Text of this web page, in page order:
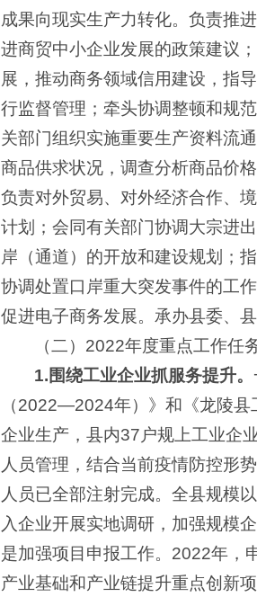
成果向现实生产力转化。负责推
进商贸中小企业发展的政策建议
展，推动商务领域信用建设，指
行监督管理；牵头协调整顿和规
关部门组织实施重要生产资料流
商品供求状况，调查分析商品价
负责对外贸易、对外经济合作、
计划；会同有关部门协调大宗进
岸（通道）的开放和建设规划；
协调处置口岸重大突发事件的工
促进电子商务发展。承办县委、
（二）2022年度重点工作任
1.围绕工业企业抓服务提升。
（2022—2024年）》和《龙陵县
企业生产，县内37户规上工业企
人员管理，结合当前疫情防控形
人员已全部注射完成。全县规模
入企业开展实地调研，加强规模
是加强项目申报工作。2022年，
产业基础和产业链提升重点创新